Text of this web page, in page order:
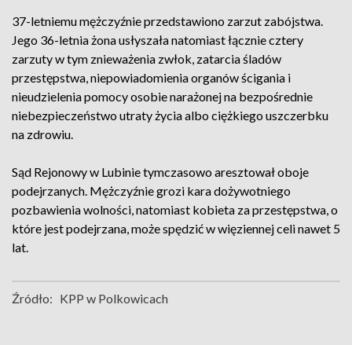
37-letniemu mężczyźnie przedstawiono zarzut zabójstwa.
Jego 36-letnia żona usłyszała natomiast łącznie cztery
zarzuty w tym znieważenia zwłok, zatarcia śladów
przestępstwa, niepowiadomienia organów ścigania i
nieudzielenia pomocy osobie narażonej na bezpośrednie
niebezpieczeństwo utraty życia albo ciężkiego uszczerbku
na zdrowiu.
Sąd Rejonowy w Lubinie tymczasowo aresztował oboje
podejrzanych. Mężczyźnie grozi kara dożywotniego
pozbawienia wolności, natomiast kobieta za przestępstwa, o
które jest podejrzana, może spędzić w więziennej celi nawet 5
lat.
Źródło: KPP w Polkowicach